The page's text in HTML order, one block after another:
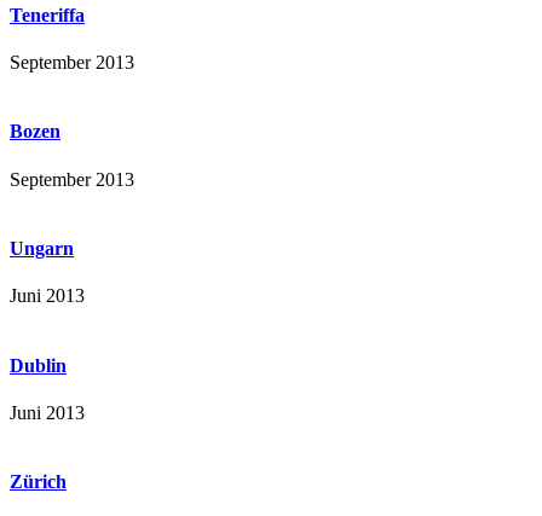
Teneriffa
September 2013
Bozen
September 2013
Ungarn
Juni 2013
Dublin
Juni 2013
Zürich